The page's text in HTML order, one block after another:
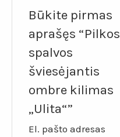
Būkite pirmas
aprašęs “Pilkos
spalvos
šviesėjantis
ombre kilimas
„Ulita“”
El. pašto adresas